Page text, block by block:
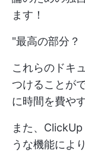
ます！
"最高の部分？
これらのドキ
つけることが
に時間を費や
また、
うな機能によ